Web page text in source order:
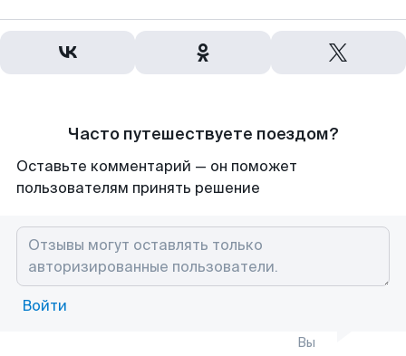
Часто путешествуете поездом?
Оставьте комментарий — он поможет
пользователям принять решение
Войти
Вы